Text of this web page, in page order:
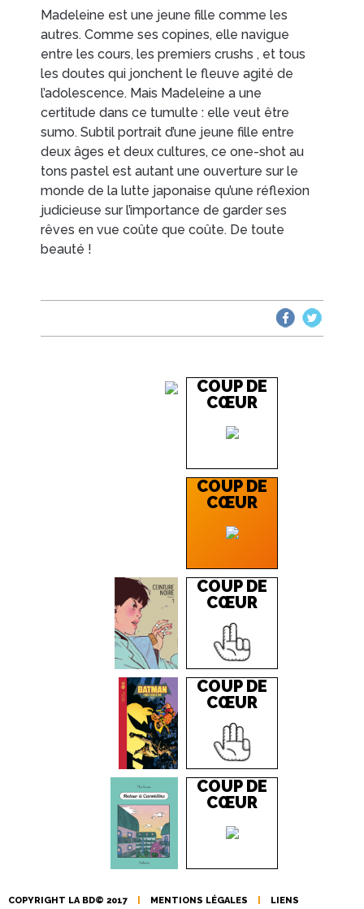
Madeleine est une jeune fille comme les
autres. Comme ses copines, elle navigue
entre les cours, les premiers crushs , et tous
les doutes qui jonchent le fleuve agité de
l’adolescence. Mais Madeleine a une
certitude dans ce tumulte : elle veut être
sumo. Subtil portrait d’une jeune fille entre
deux âges et deux cultures, ce one-shot au
tons pastel est autant une ouverture sur le
monde de la lutte japonaise qu’une réflexion
judicieuse sur l’importance de garder ses
rêves en vue coûte que coûte. De toute
beauté !
COUP DE
CŒUR
COUP DE
CŒUR
COUP DE
CŒUR
COUP DE
CŒUR
COUP DE
CŒUR
COPYRIGHT LA BD© 2017 MENTIONS LÉGALES LIENS